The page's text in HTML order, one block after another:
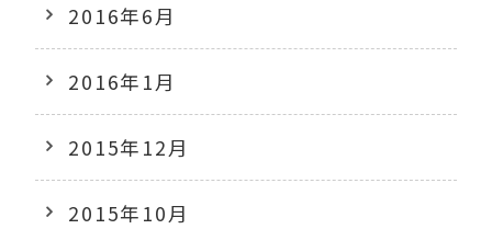
2016年6月
2016年1月
2015年12月
2015年10月